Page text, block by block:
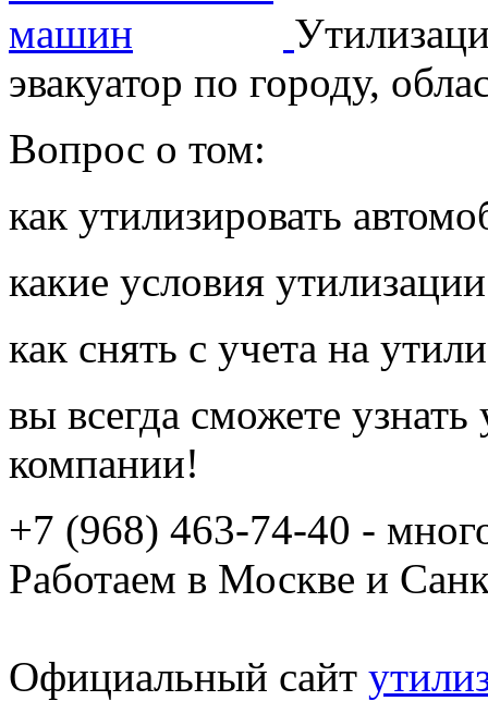
эвакуатор по городу,
Вопрос о том:
как утилизировать
какие условия
как снять с учета на
вы всегда сможете
компании!
+7 (968) 463-74-40 -
Работаем в Москве и
Официальный сайт